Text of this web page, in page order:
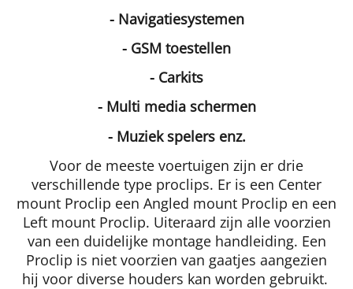
- Navigatiesystemen
- GSM toestellen
- Carkits
- Multi media schermen
- Muziek spelers enz.
Voor de meeste voertuigen zijn er drie
verschillende type proclips. Er is een Center
mount Proclip een Angled mount Proclip en een
Left mount Proclip. Uiteraard zijn alle voorzien
van een duidelijke montage handleiding. Een
Proclip is niet voorzien van gaatjes aangezien
hij voor diverse houders kan worden gebruikt.